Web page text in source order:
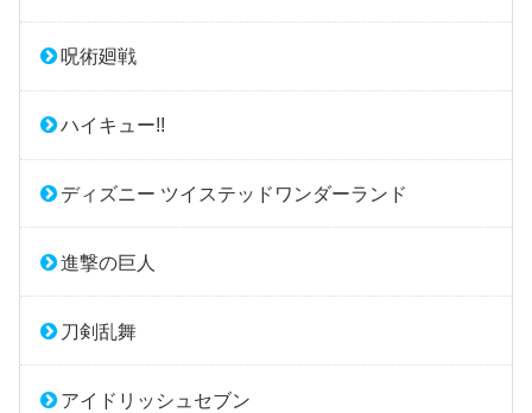
呪術廻戦
ハイキュー!!
ディズニー ツイステッドワンダーランド
進撃の巨人
刀剣乱舞
アイドリッシュセブン